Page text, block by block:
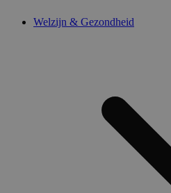
Welzijn & Gezondheid